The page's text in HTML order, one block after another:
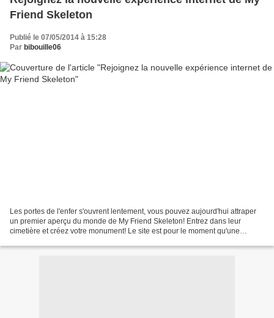
Friend Skeleton
Publié le 07/05/2014 à 15:28
Par bibouille06
Les portes de l'enfer s'ouvrent lentement, vous pouvez aujourd'hui attraper
un premier aperçu du monde de My Friend Skeleton! Entrez dans leur
cimetière et créez votre monument! Le site est pour le moment qu'une